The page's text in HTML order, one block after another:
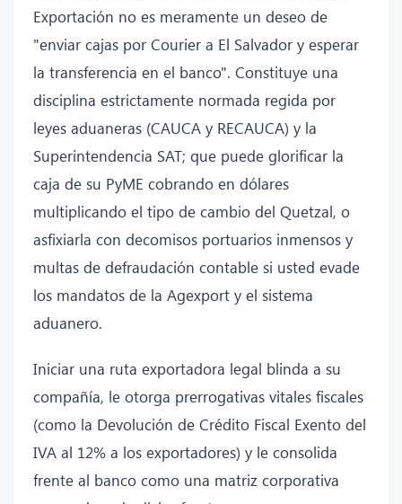
Exportación no es meramente un deseo de
"enviar cajas por Courier a El Salvador y esperar
la transferencia en el banco". Constituye una
disciplina estrictamente normada regida por
leyes aduaneras (CAUCA y RECAUCA) y la
Superintendencia SAT; que puede glorificar la
caja de su PyME cobrando en dólares
multiplicando el tipo de cambio del Quetzal, o
asfixiarla con decomisos portuarios inmensos y
multas de defraudación contable si usted evade
los mandatos de la Agexport y el sistema
aduanero.
Iniciar una ruta exportadora legal blinda a su
compañía, le otorga prerrogativas vitales fiscales
(como la Devolución de Crédito Fiscal Exento del
IVA al 12% a los exportadores) y le consolida
frente al banco como una matriz corporativa